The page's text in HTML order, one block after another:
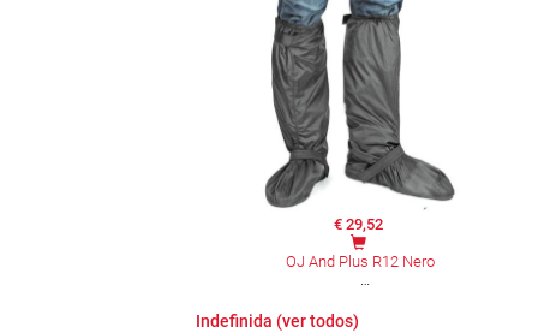
€ 29,52
OJ And Plus R12 Nero
Indefinida (ver todos)